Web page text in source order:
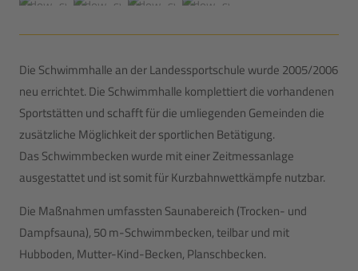
Die Schwimmhalle an der Landessportschule wurde 2005/2006
neu errichtet. Die Schwimmhalle komplettiert die vorhandenen
Sportstätten und schafft für die umliegenden Gemeinden die
zusätzliche Möglichkeit der sportlichen Betätigung.
Das Schwimmbecken wurde mit einer Zeitmessanlage
ausgestattet und ist somit für Kurzbahnwettkämpfe nutzbar.
Die Maßnahmen umfassten Saunabereich (Trocken- und
Dampfsauna), 50 m-Schwimmbecken, teilbar und mit
Hubboden, Mutter-Kind-Becken, Planschbecken.